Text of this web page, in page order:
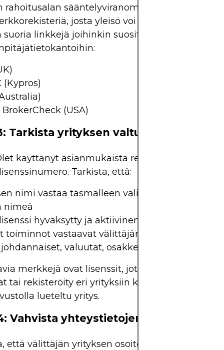
rahoitusalan sääntelyviranomainen ylläpitää
josta yleisö voi etsiä valtuutettuja
suoria linkkejä joihinkin suosittuihin
(Kypros)
BrokerCheck (USA)
Tarkista yrityksen valtuutustiedot
käyttänyt asianmukaista rekisteriä, syötä
Tarkista, että:
nimi vastaa täsmälleen välittäjän
nimeä
hyväksytty ja aktiivinen
toiminnot vastaavat välittäjän tarjoamia
valuutat, osakkeet)
merkkejä ovat lisenssit, jotka ovat
tai rekisteröity eri yrityksiin kuin välittäjän
lueteltu yritys.
Vahvista yhteystietojen vastaavuus
että välittäjän yrityksen osoite, puhelinnumero